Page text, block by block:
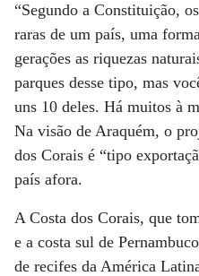
“Segundo a Constituição,
raras de um país, uma
gerações as riquezas
parques desse tipo, mas
uns 10 deles. Há muitos à
Na visão de Araquém, o
dos Corais é “tipo
país afora.
A Costa dos Corais, que
e a costa sul de
de recifes da América